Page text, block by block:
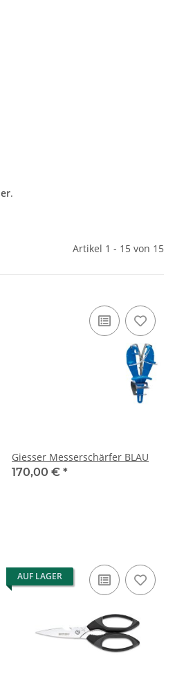
.
Artikel 1 - 15 von 15
Giesser Messerschärfer BLAU
170,00 € *
AUF LAGER